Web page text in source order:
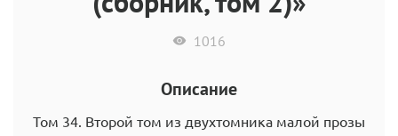
1016
Описание
Том 34. Второй том из двухтомника малой прозы